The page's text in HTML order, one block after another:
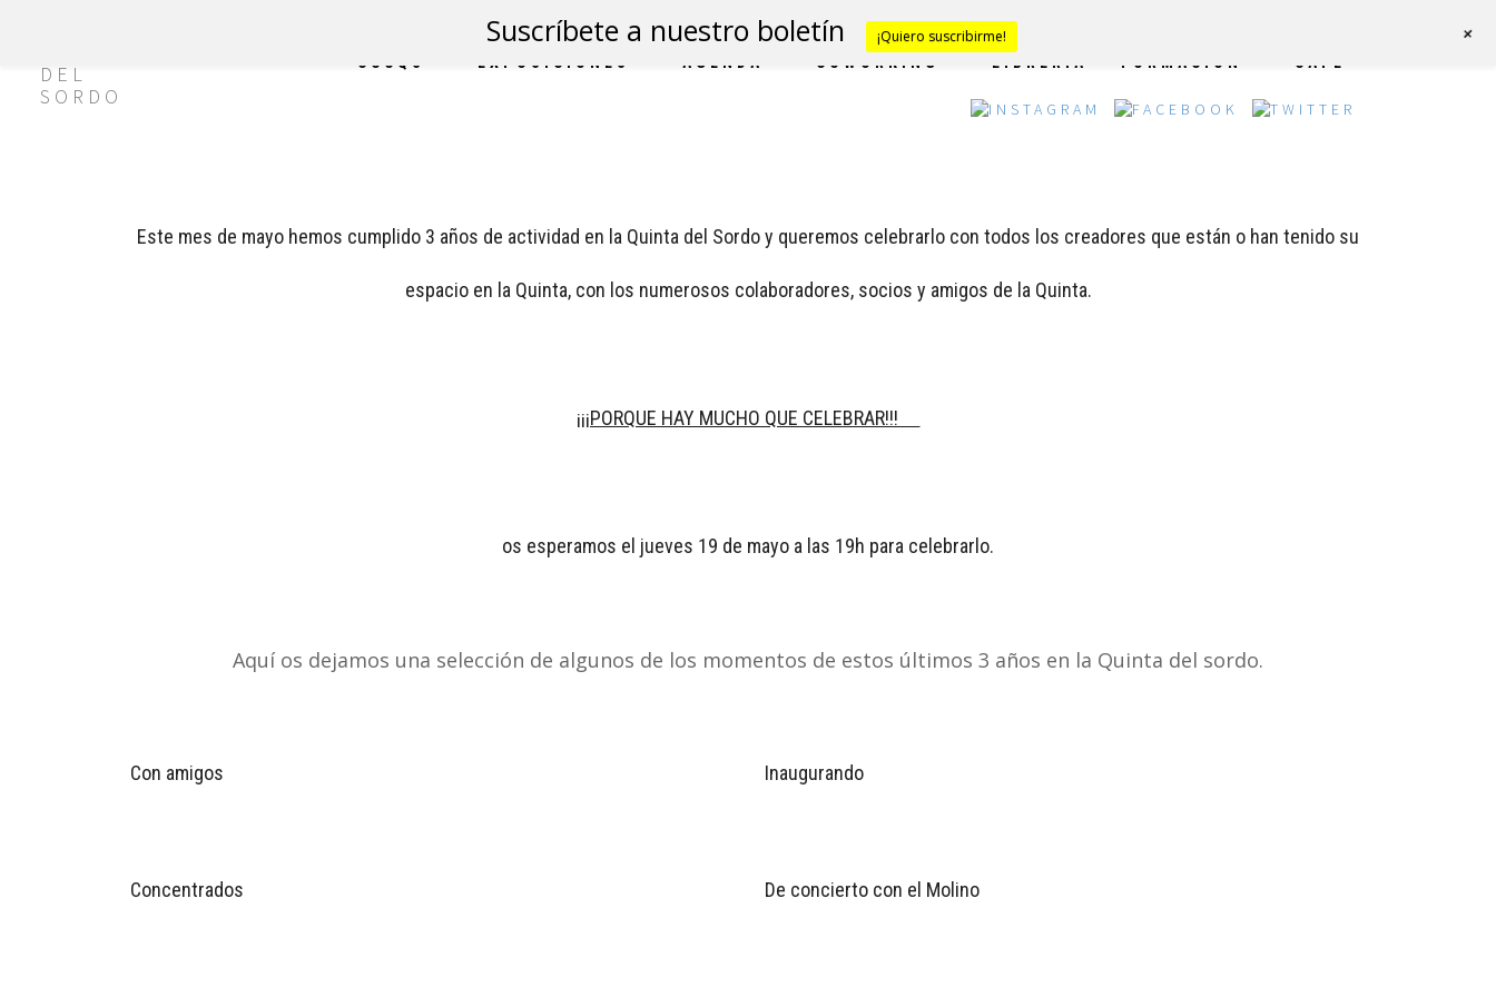
CCCQS EXPOSICIONES AGENDA COWORKING LIBRERÍA FORMACIÓN CAFÉ
Este mes de mayo hemos cumplido 3 años de actividad en la Quinta del Sordo y queremos celebrarlo con todos los creadores que están o han tenido su
espacio en la Quinta, con los numerosos colaboradores, socios y amigos de la Quinta.
¡¡¡PORQUE HAY MUCHO QUE CELEBRAR!!!
os esperamos el jueves 19 de mayo a las 19h para celebrarlo.
Aquí os dejamos una selección de algunos de los momentos de estos últimos 3 años en la Quinta del sordo.
Con amigos
Concentrados
Inaugurando
De concierto con el Molino
Suscríbete a nuestro boletín ¡Quiero suscribirme! +